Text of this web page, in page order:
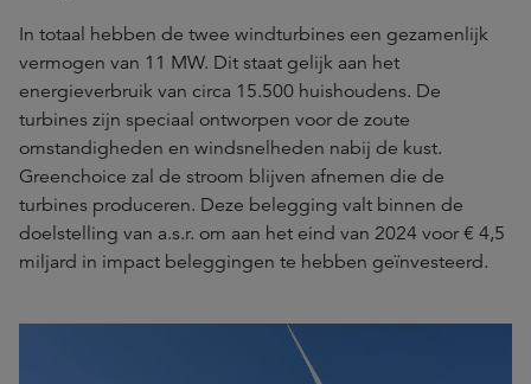
In totaal hebben de twee windturbines een gezamenlijk
vermogen van 11 MW. Dit staat gelijk aan het
energieverbruik van circa 15.500 huishoudens. De
turbines zijn speciaal ontworpen voor de zoute
omstandigheden en windsnelheden nabij de kust.
Greenchoice zal de stroom blijven afnemen die de
turbines produceren. Deze belegging valt binnen de
doelstelling van a.s.r. om aan het eind van 2024 voor € 4,5
miljard in impact beleggingen te hebben geïnvesteerd.